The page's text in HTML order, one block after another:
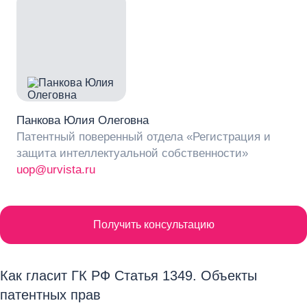
Панкова Юлия Олеговна
Патентный поверенный отдела «Регистрация и
защита интеллектуальной собственности»
uop@urvista.ru
Получить консультацию
Как гласит ГК РФ Статья 1349. Объекты
патентных прав